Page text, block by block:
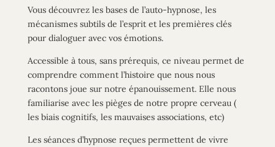
Vous découvrez les bases de l’auto-hypnose, les
mécanismes subtils de l’esprit et les premières clés
pour dialoguer avec vos émotions.
Accessible à tous, sans prérequis, ce niveau permet de
comprendre comment l’histoire que nous nous
racontons joue sur notre épanouissement. Elle nous
familiarise avec les pièges de notre propre cerveau (
les biais cognitifs, les mauvaises associations, etc)
Les séances d’hypnose reçues permettent de vivre